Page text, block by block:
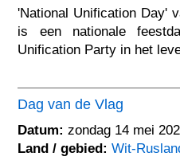
'National Unification Day'
is een nationale
Unification Party in het
Dag van de Vlag
Datum: zondag 14 mei
Land / gebied: Wit-